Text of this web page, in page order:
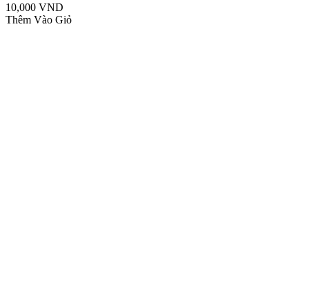
10,000 VND
Thêm Vào Giỏ